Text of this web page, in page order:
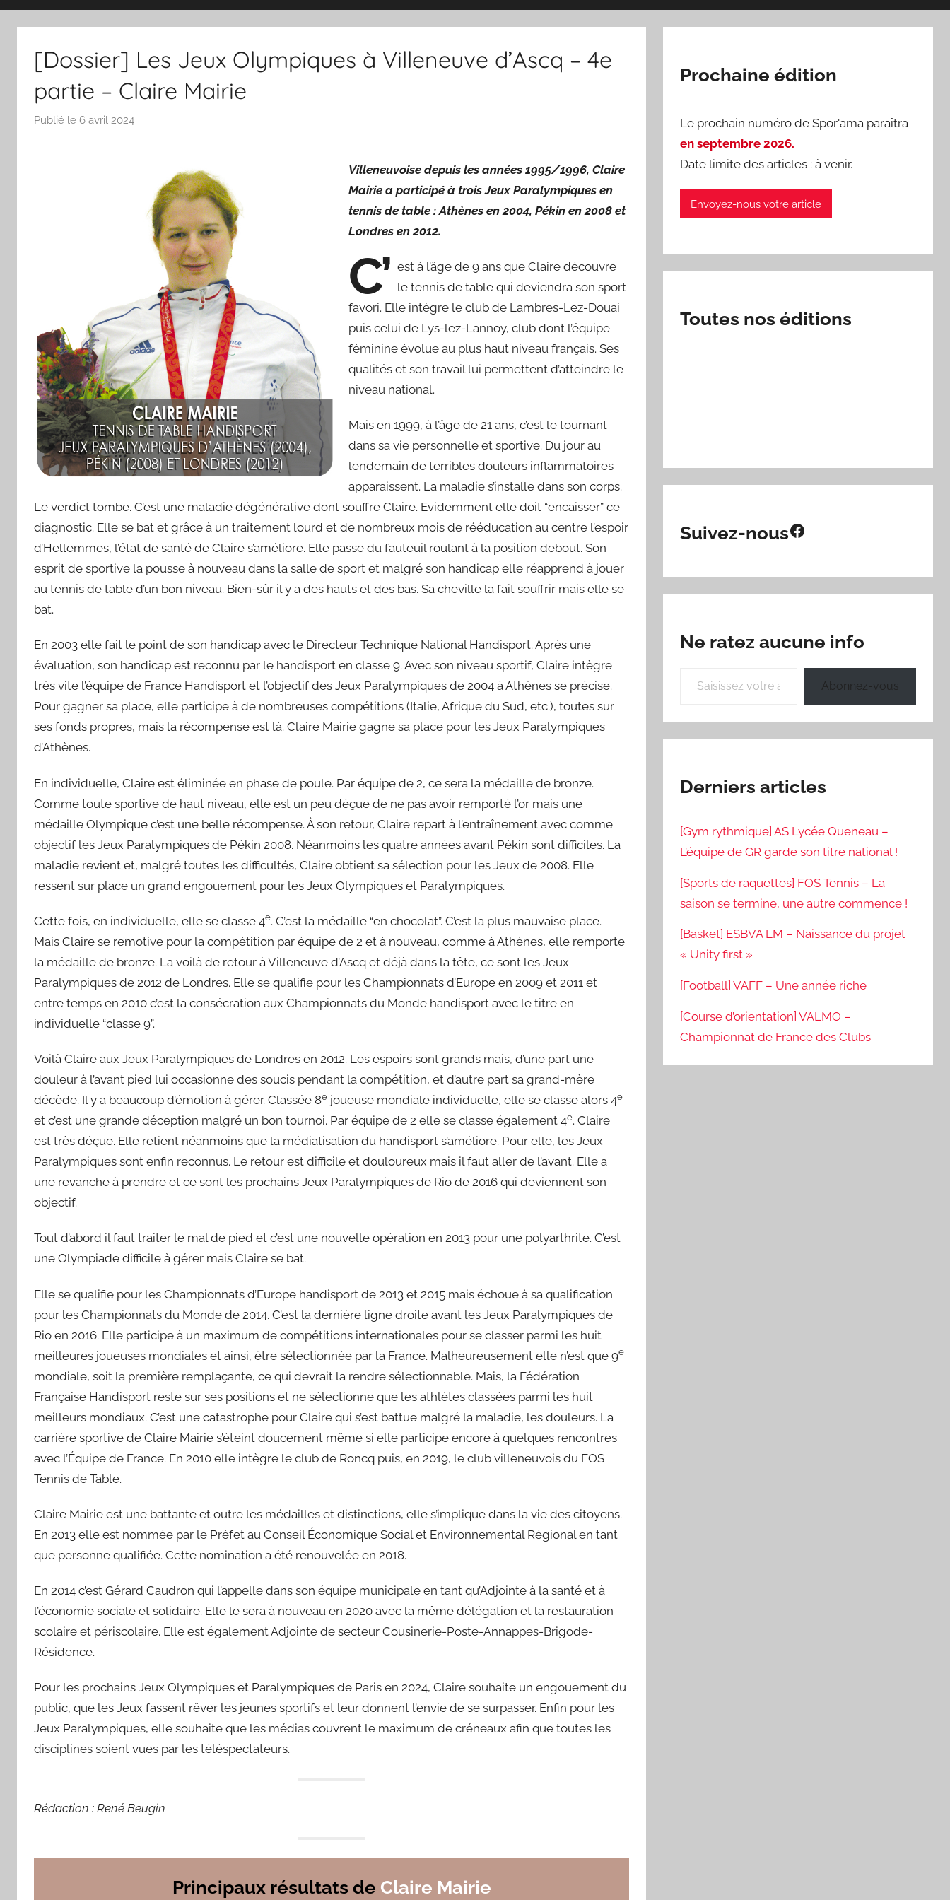
magazine
du
sport
villeneuvois
[Dossier] Les Jeux Olympiques à Villeneuve d’Ascq – 4e
partie – Claire Mairie
Publié le 6 avril 2024
a
Villeneuvoise depuis les années 1995/1996, Claire
Mairie a participé à trois Jeux Paralympiques en
tennis de table : Athènes en 2004, Pékin en 2008 et
Londres en 2012.
C’ est à l’âge de 9 ans que Claire découvre
le tennis de table qui deviendra son sport
favori. Elle intègre le club de Lambres-Lez-Douai
puis celui de Lys-lez-Lannoy, club dont l’équipe
féminine évolue au plus haut niveau français. Ses
qualités et son travail lui permettent d’atteindre le
niveau national.
Mais en 1999, à l’âge de 21 ans, c’est le tournant
dans sa vie personnelle et sportive. Du jour au
lendemain de terribles douleurs inflammatoires
apparaissent. La maladie s’installe dans son corps.
Le verdict tombe. C’est une maladie dégénérative dont souffre Claire. Evidemment elle doit “encaisser” ce
diagnostic. Elle se bat et grâce à un traitement lourd et de nombreux mois de rééducation au centre l’espoir
d’Hellemmes, l’état de santé de Claire s’améliore. Elle passe du fauteuil roulant à la position debout. Son
esprit de sportive la pousse à nouveau dans la salle de sport et malgré son handicap elle réapprend à jouer
au tennis de table d’un bon niveau. Bien-sûr il y a des hauts et des bas. Sa cheville la fait souffrir mais elle se
bat.
En 2003 elle fait le point de son handicap avec le Directeur Technique National Handisport. Après une
évaluation, son handicap est reconnu par le handisport en classe 9. Avec son niveau sportif, Claire intègre
très vite l’équipe de France Handisport et l’objectif des Jeux Paralympiques de 2004 à Athènes se précise.
Pour gagner sa place, elle participe à de nombreuses compétitions (Italie, Afrique du Sud, etc.), toutes sur
ses fonds propres, mais la récompense est là. Claire Mairie gagne sa place pour les Jeux Paralympiques
d’Athènes.
En individuelle, Claire est éliminée en phase de poule. Par équipe de 2, ce sera la médaille de bronze.
Comme toute sportive de haut niveau, elle est un peu déçue de ne pas avoir remporté l’or mais une
médaille Olympique c’est une belle récompense. À son retour, Claire repart à l’entraînement avec comme
objectif les Jeux Paralympiques de Pékin 2008. Néanmoins les quatre années avant Pékin sont difficiles. La
maladie revient et, malgré toutes les difficultés, Claire obtient sa sélection pour les Jeux de 2008. Elle
ressent sur place un grand engouement pour les Jeux Olympiques et Paralympiques.
Cette fois, en individuelle, elle se classe 4e. C’est la médaille “en chocolat”. C’est la plus mauvaise place.
Mais Claire se remotive pour la compétition par équipe de 2 et à nouveau, comme à Athènes, elle remporte
la médaille de bronze. La voilà de retour à Villeneuve d’Ascq et déjà dans la tête, ce sont les Jeux
Paralympiques de 2012 de Londres. Elle se qualifie pour les Championnats d’Europe en 2009 et 2011 et
entre temps en 2010 c’est la consécration aux Championnats du Monde handisport avec le titre en
individuelle “classe 9”.
Voilà Claire aux Jeux Paralympiques de Londres en 2012. Les espoirs sont grands mais, d’une part une
douleur à l’avant pied lui occasionne des soucis pendant la compétition, et d’autre part sa grand-mère
décède. Il y a beaucoup d’émotion à gérer. Classée 8e joueuse mondiale individuelle, elle se classe alors 4e
et c’est une grande déception malgré un bon tournoi. Par équipe de 2 elle se classe également 4e. Claire
est très déçue. Elle retient néanmoins que la médiatisation du handisport s’améliore. Pour elle, les Jeux
Paralympiques sont enfin reconnus. Le retour est difficile et douloureux mais il faut aller de l’avant. Elle a
une revanche à prendre et ce sont les prochains Jeux Paralympiques de Rio de 2016 qui deviennent son
objectif.
Tout d’abord il faut traiter le mal de pied et c’est une nouvelle opération en 2013 pour une polyarthrite. C’est
une Olympiade difficile à gérer mais Claire se bat.
Elle se qualifie pour les Championnats d’Europe handisport de 2013 et 2015 mais échoue à sa qualification
pour les Championnats du Monde de 2014. C’est la dernière ligne droite avant les Jeux Paralympiques de
Rio en 2016. Elle participe à un maximum de compétitions internationales pour se classer parmi les huit
meilleures joueuses mondiales et ainsi, être sélectionnée par la France. Malheureusement elle n’est que 9e
mondiale, soit la première remplaçante, ce qui devrait la rendre sélectionnable. Mais, la Fédération
Française Handisport reste sur ses positions et ne sélectionne que les athlètes classées parmi les huit
meilleurs mondiaux. C’est une catastrophe pour Claire qui s’est battue malgré la maladie, les douleurs. La
carrière sportive de Claire Mairie s’éteint doucement même si elle participe encore à quelques rencontres
avec l’Équipe de France. En 2010 elle intègre le club de Roncq puis, en 2019, le club villeneuvois du FOS
Tennis de Table.
Claire Mairie est une battante et outre les médailles et distinctions, elle s’implique dans la vie des citoyens.
En 2013 elle est nommée par le Préfet au Conseil Économique Social et Environnemental Régional en tant
que personne qualifiée. Cette nomination a été renouvelée en 2018.
En 2014 c’est Gérard Caudron qui l’appelle dans son équipe municipale en tant qu’Adjointe à la santé et à
l’économie sociale et solidaire. Elle le sera à nouveau en 2020 avec la même délégation et la restauration
scolaire et périscolaire. Elle est également Adjointe de secteur Cousinerie-Poste-Annappes-Brigode-
Résidence.
Pour les prochains Jeux Olympiques et Paralympiques de Paris en 2024, Claire souhaite un engouement du
public, que les Jeux fassent rêver les jeunes sportifs et leur donnent l’envie de se surpasser. Enfin pour les
Jeux Paralympiques, elle souhaite que les médias couvrent le maximum de créneaux afin que toutes les
disciplines soient vues par les téléspectateurs.
Rédaction : René Beugin
Principaux résultats de Claire Mairie
Prochaine édition
Le prochain numéro de Spor'ama paraîtra
en septembre 2026.
Date limite des articles : à venir.
Envoyez-nous votre article
Toutes nos éditions
Suivez-nousFacebook
Ne ratez aucune info
Abonnez-vous
Derniers articles
[Gym rythmique] AS Lycée Queneau –
L’équipe de GR garde son titre national !
[Sports de raquettes] FOS Tennis – La
saison se termine, une autre commence !
[Basket] ESBVA LM – Naissance du projet
« Unity first »
[Football] VAFF – Une année riche
[Course d’orientation] VALMO –
Championnat de France des Clubs